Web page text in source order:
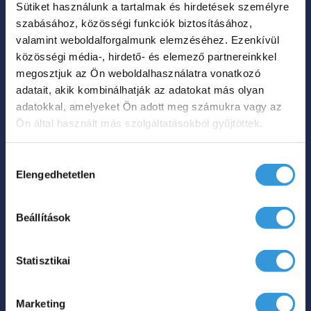
Sütiket használunk a tartalmak és hirdetések személyre
szabásához, közösségi funkciók biztosításához,
valamint weboldalforgalmunk elemzéséhez. Ezenkívül
közösségi média-, hirdető- és elemező partnereinkkel
megosztjuk az Ön weboldalhasználatra vonatkozó
adatait, akik kombinálhatják az adatokat más olyan
adatokkal, amelyeket Ön adott meg számukra vagy az
Ön által használt más szolgáltatásokból gyűjtöttek.
kiválasztása
Elengedhetetlen
Beállítások
Statisztikai
Marketing
Harmony különleges
akril kád
535 000Ft – 562 000Ft
000 Ft
-
562
000 Ft
Hol tudom megvenni?
A
változatok
a
termékoldalon
választhatók
ki
terméknek
variációja